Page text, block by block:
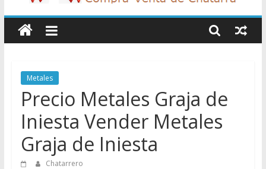
Chatarreros
–
Precio
de
Chatarra
Metales
Precio Metales Graja de
Iniesta Vender Metales
Graja de Iniesta
Chatarrero